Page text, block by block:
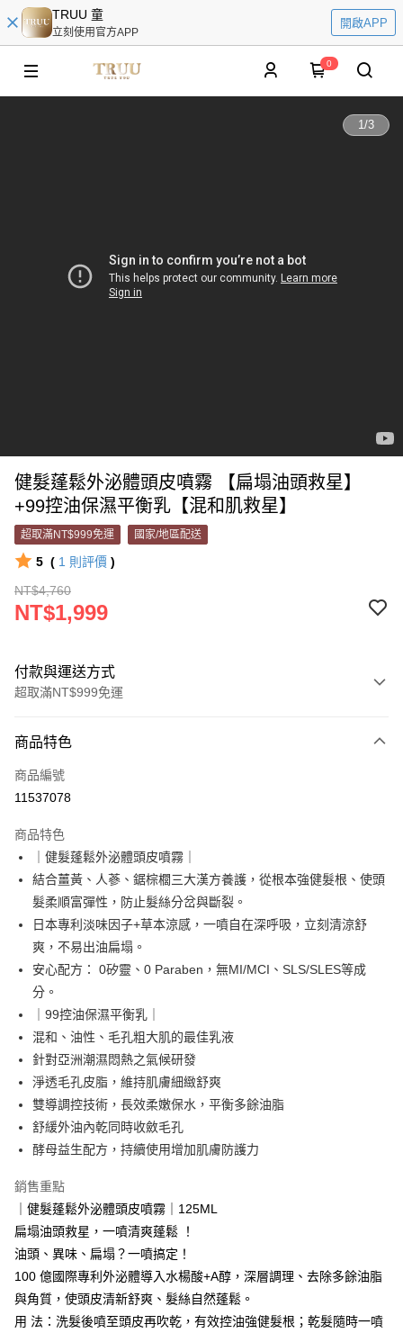
TRUU 童
立刻使用官方APP
開啟APP
0
1/3
健髮蓬鬆外泌體頭皮噴霧 【扁塌油頭救星】
+99控油保濕平衡乳【混和肌救星】
超取滿NT$999免運 國家/地區配送
5 ( 1 則評價 )
NT$4,760
NT$1,999
付款與運送方式
超取滿NT$999免運
信用卡一次付款
超商取貨付款
Apple Pay
悠遊付
Google Pay
網路銀行/電子錢包
相關說明
支援用馬幣 (MYR) 付款，結帳時商品金額可能因匯率變動而有所調整。
大哥付你分期
相關說明
【大哥付你分期使用說明】
1.本服務由台灣大哥大提供，台灣大哥大用戶可立即使用無須另外申請。
2.付款方式選擇「大哥付你分期」，訂單成立後會自動跳轉到大哥付的交易
流程，驗證手機門號後，選擇欲分期的期數、繳款截止日，確認付款後即完
3.實際核准額度、可分期數及費用金額請依後續交易確認頁面所載為準。
4.訂單成立30分鐘內，如未前往確認交易或遇審核未通過，訂單將自動取
法說明評估內容。
【繳款方式說明】
1.分期款項不併入電信帳單，「大哥付你分期」於每月結算日後寄送繳費提
醒簡訊。
2.透過簡訊連結打開帳單後，可選擇「超商條碼／台灣大直營門市／銀行轉
帳／街口支付／iPASS MONEY」等通路繳費。
【注意事項】
用戶於交易時，得透過本服務購買商品或服務，並由商店將買賣／分期付款
AFTEE先享後付
相關說明
【關於「AFTEE先享後付」】
AFTEE先享後付是「在收到商品之後才付款」的支付方式。 讓您購物簡單
１．簡單：不需註冊會員、不需綁卡、不需儲值。
３．安心：先確認商品／服務後，再付款。
１．於結帳方式選擇「AFTEE先享後付」後，將跳轉至「AFTEE先享後付」
結帳頁面，進行簡訊認證並確認金額後，即可完成結帳。
２．訂單成立數日內，您將收到繳費通知簡訊。
３．收到繳費通知簡訊後14天內，點擊此簡訊中的連結，可透過四大超商／
ATM／網路銀行／等多元方式進行付款，方視為交易完成。
※ 請注意：結帳手續完成當下不需立刻繳費，但若您需要取消訂單，請聯絡
ATM付款
貨到付款
運送方式
全家取貨付款
每筆NT$80，滿NT$999(含以上)免運費
付款後全家取貨
每筆NT$80，滿NT$1,880(含以上)免運費
商品特色
商品編號
11537078
商品特色
｜健髮蓬鬆外泌體頭皮噴霧｜
結合薑黃、人蔘、鋸棕櫚三大漢方養護，從根本強健髮根、使頭
髮柔順富彈性，防止髮絲分岔與斷裂。
日本專利淡味因子+草本涼感，一噴自在深呼吸，立刻清涼舒
爽，不易出油扁塌。
安心配方： 0矽靈、0 Paraben，無MI/MCI、SLS/SLES等成
分。
｜99控油保濕平衡乳｜
混和、油性、毛孔粗大肌的最佳乳液
針對亞洲潮濕悶熱之氣候研發
淨透毛孔皮脂，維持肌膚細緻舒爽
雙導調控技術，長效柔嫩保水，平衡多餘油脂
舒緩外油內乾同時收斂毛孔
酵母益生配方，持續使用增加肌膚防護力
銷售重點
｜健髮蓬鬆外泌體頭皮噴霧｜125ML
扁塌油頭救星，一噴清爽蓬鬆 ！
油頭、異味、扁塌？一噴搞定！
100 億國際專利外泌體導入水楊酸+A醇，深層調理、去除多餘油脂
與角質，使頭皮清新舒爽、髮絲自然蓬鬆。
用 法：洗髮後噴至頭皮再吹乾，有效控油強健髮根；乾髮隨時一噴